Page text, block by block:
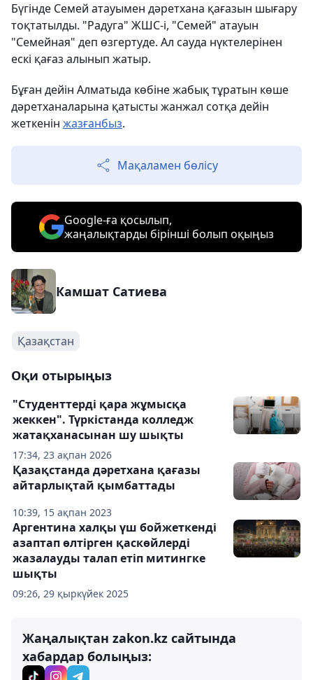
Бүгінде Семей атауымен дәретхана қағазын шығару
тоқтатылды. "Радуга" ЖШС-і, "Семей" атауын
"Семейная" деп өзгертуде. Ал сауда нүктелерінен
ескі қағаз алынып жатыр.
Бұған дейін Алматыда көбіне жабық тұратын көше
дәретханаларына қатысты жанжал сотқа дейін
жеткенін жазғанбыз.
Мақаламен бөлісу
Google-ға қосылып,
жаңалықтарды бірінші болып оқыңыз
Камшат Сатиева
Қазақстан
Оқи отырыңыз
17:34, 23 ақпан 2026
"Студенттерді қара жұмысқа
жеккен". Түркістанда колледж
жатақханасынан шу шықты
10:39, 15 ақпан 2023
Қазақстанда дәретхана қағазы
айтарлықтай қымбаттады
09:26, 29 қыркүйек 2025
Аргентина халқы үш бойжеткенді
азаптап өлтірген қаскөйлерді
жазалауды талап етіп митингке
шықты
Жаңалықтан zakon.kz сайтында
хабардар болыңыз: